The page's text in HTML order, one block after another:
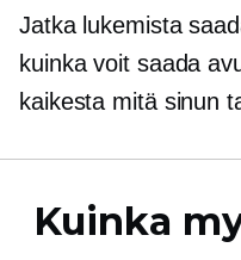
Jatka lukemista
kuinka voit saada
kaikesta mitä sinun
Kuinka